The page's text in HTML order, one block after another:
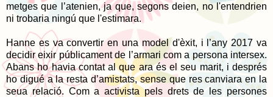
metges que l’atenien, ja que, segons deien, no l'entendrien
ni trobaria ningú que l'estimara.
Hanne es va convertir en una model d'èxit, i l’any 2017 va
decidir eixir públicament de l’armari com a persona intersex.
Abans ho havia contat al que ara és el seu marit, i després
ho digué a la resta d’amistats, sense que res canviara en la
seua relació. Com a activista pels drets de les persones